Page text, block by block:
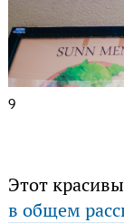
9
Этот
в общем